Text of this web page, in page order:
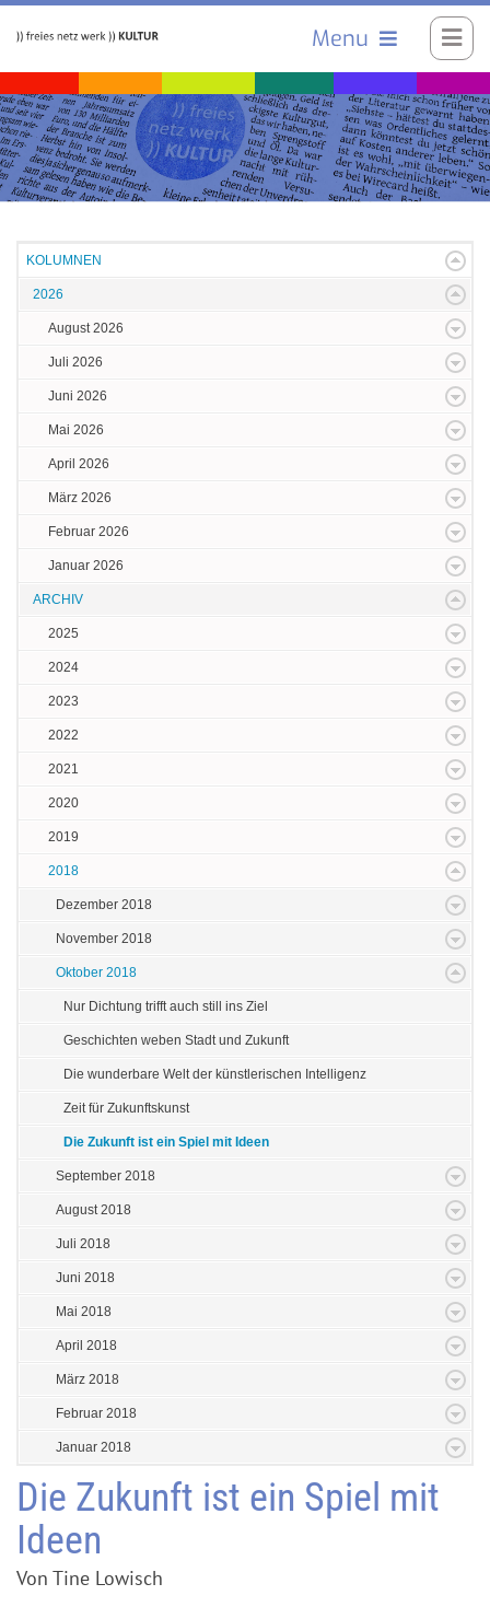
Menu
KOLUMNEN
2026
August 2026
Juli 2026
Juni 2026
Mai 2026
April 2026
März 2026
Februar 2026
Januar 2026
ARCHIV
2025
2024
2023
2022
2021
2020
2019
2018
Dezember 2018
November 2018
Oktober 2018
Nur Dichtung trifft auch still ins Ziel
Geschichten weben Stadt und Zukunft
Die wunderbare Welt der künstlerischen Intelligenz
Zeit für Zukunftskunst
Die Zukunft ist ein Spiel mit Ideen
September 2018
August 2018
Juli 2018
Juni 2018
Mai 2018
April 2018
März 2018
Februar 2018
Januar 2018
Die Zukunft ist ein Spiel mit
Ideen
Von Tine Lowisch